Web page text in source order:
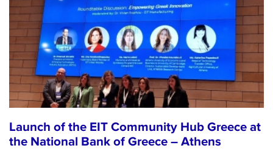
Launch of the EIT Community Hub Greece at
the National Bank of Greece – Athens